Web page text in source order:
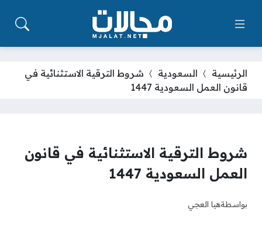
الرئيسية السعودية
شروط الترقية الاستثنائية في
قانون العمل السعودية 1447
شروط الترقية الاستثنائية في قانون
العمل السعودية 1447
بواسطةهيا العجي